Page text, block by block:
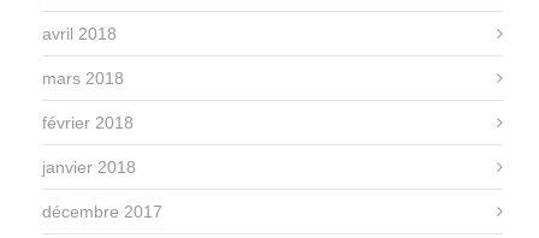
avril 2018
mars 2018
février 2018
janvier 2018
décembre 2017